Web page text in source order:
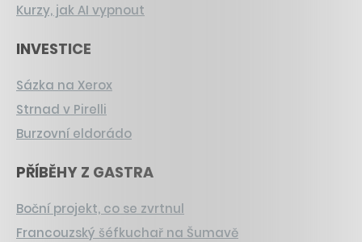
Kurzy, jak AI vypnout
INVESTICE
Sázka na Xerox
Strnad v Pirelli
Burzovní eldorádo
PŘÍBĚHY Z GASTRA
Boční projekt, co se zvrtnul
Francouzský šéfkuchař na Šumavě